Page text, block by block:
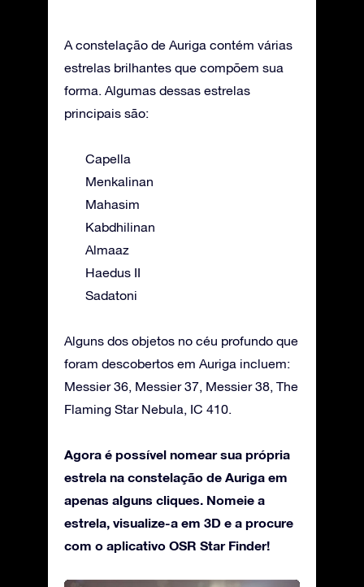
A constelação de Auriga contém várias
estrelas brilhantes que compõem sua
forma. Algumas dessas estrelas
principais são:
Capella
Menkalinan
Mahasim
Kabdhilinan
Almaaz
Haedus II
Sadatoni
Alguns dos objetos no céu profundo que
foram descobertos em Auriga incluem:
Messier 36, Messier 37, Messier 38, The
Flaming Star Nebula, IC 410.
Agora é possível nomear sua própria
estrela na constelação de Auriga em
apenas alguns cliques. Nomeie a
estrela, visualize-a em 3D e a procure
com o aplicativo OSR Star Finder!